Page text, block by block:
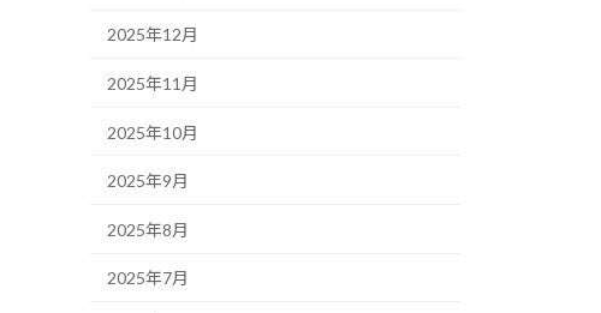
2025年12月
2025年11月
2025年10月
2025年9月
2025年8月
2025年7月